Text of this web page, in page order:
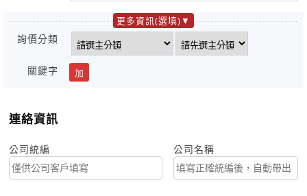
更多資訊(選填)
詢價分類
關鍵字 加
連絡資訊
公司統編 公司名稱